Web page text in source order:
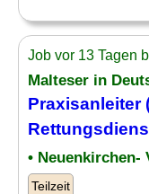
Job vor 13 Tagen
Malteser in
Praxisanleiter
• Neuenkirchen-
Teilzeit